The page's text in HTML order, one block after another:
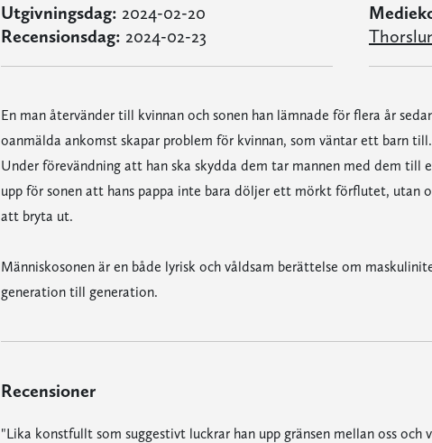
Utgivningsdag: 2024-02-20
Recensionsdag: 2024-02-23
En man återvänder till kvinnan och sonen han lämnade för flera år
oanmälda ankomst skapar problem för kvinnan, som väntar ett barn till.
Under förevändning att han ska skydda dem tar mannen med dem till
upp för sonen att hans pappa inte bara döljer ett mörkt förflutet, utan
att bryta ut.
Människosonen är en både lyrisk och våldsam berättelse om
generation till generation.
Recensioner
"Lika konstfullt som suggestivt luckrar han upp gränsen mellan oss och